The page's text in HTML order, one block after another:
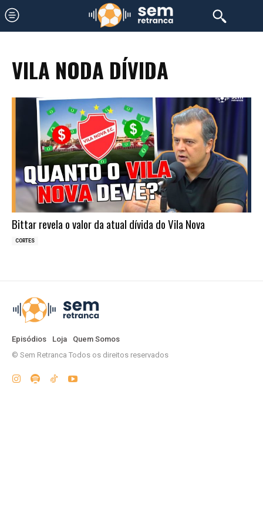
VILA NODA DÍVIDA
Bittar revela o valor da atual dívida do Vila Nova
CORTES
Episódios Loja
Quem Somos
© Sem Retranca Todos os direitos reservados